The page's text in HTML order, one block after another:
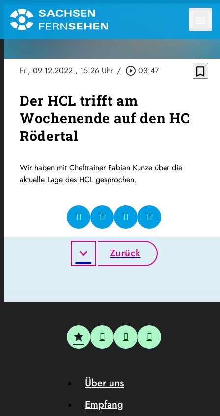
Fr., 09.12.2022 , 15:26 Uhr / play_circle_outline 03:47 bookmark_border
Der HCL trifft am
Wochenende auf den HC
Rödertal
Wir haben mit Cheftrainer Fabian Kunze über die
aktuelle Lage des HCL gesprochen.
Zurück
Über uns
Empfang